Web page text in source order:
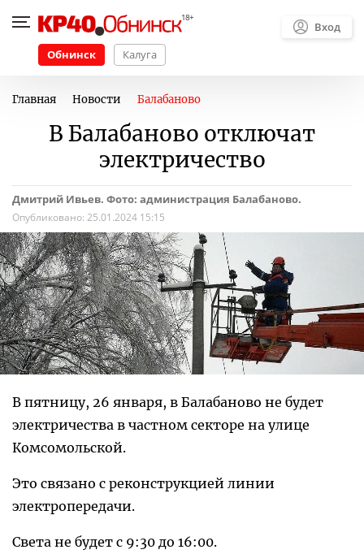
Обнинск Калуга
Вход
Главная Новости Балабаново
В Балабаново отключат
электричество
Дмитрий Ивьев. Фото: администрация Балабаново.
Опубликовано: 25.01.2024 15:15
В пятницу, 26 января, в Балабаново не будет
электричества в частном секторе на улице
Комсомольской.
Это связано с реконструкцией линии
электропередачи.
Света не будет с 9:30 до 16:00.